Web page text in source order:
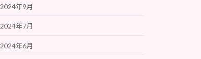
2024年9月
2024年7月
2024年6月